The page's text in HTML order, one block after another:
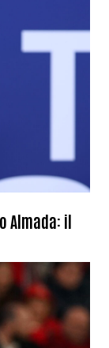
Almada: il